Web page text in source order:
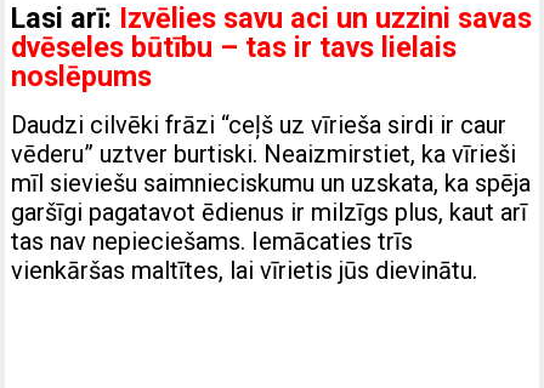
Lasi arī: Izvēlies savu aci un uzzini savas
dvēseles būtību – tas ir tavs lielais
noslēpums
Daudzi cilvēki frāzi “ceļš uz vīrieša sirdi ir caur
vēderu” uztver burtiski. Neaizmirstiet, ka vīrieši
mīl sieviešu saimnieciskumu un uzskata, ka spēja
garšīgi pagatavot ēdienus ir milzīgs plus, kaut arī
tas nav nepieciešams. Iemācaties trīs
vienkāršas maltītes, lai vīrietis jūs dievinātu.